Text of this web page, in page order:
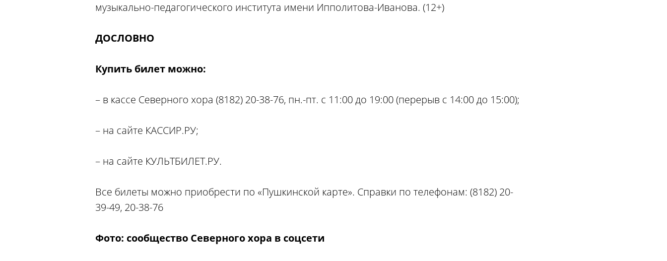
музыкально-педагогического института имени Ипполитова-Иванова. (12+)
ДОСЛОВНО
Купить билет можно:
– в кассе Северного хора (8182) 20-38-76, пн.-пт. с 11:00 до 19:00 (перерыв с 14:00 до 15:00);
– на сайте КАССИР.РУ;
– на сайте КУЛЬТБИЛЕТ.РУ.
Все билеты можно приобрести по «Пушкинской карте». Справки по телефонам: (8182) 20-
39-49, 20-38-76
Фото: сообщество Северного хора в соцсети